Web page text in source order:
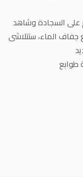
على السجادة وشاهد
الماء، ستتلاشى
طوابع